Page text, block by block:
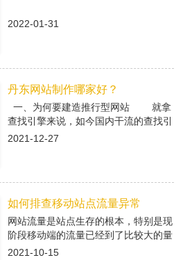
2022-01-31
丹东网站制作哪家好？
一、为何要建造推行型网站 就拿
查找引擎来说，如今国内干流的查找引
擎baidu、360、搜狗有着大量的用户
导进入推行型网站中，使用推行型网站
有的优势，转化成客户; 二、丹东
网站制作是怎么挑选专业的搭站公司
2021-12-27
如何排查移动站点流量异常
网站流量是站点生存的根本，特别是现
阶段移动端的流量已经到了比较大的量
级。移动端网站有流量了，每天就会有
2021-10-15